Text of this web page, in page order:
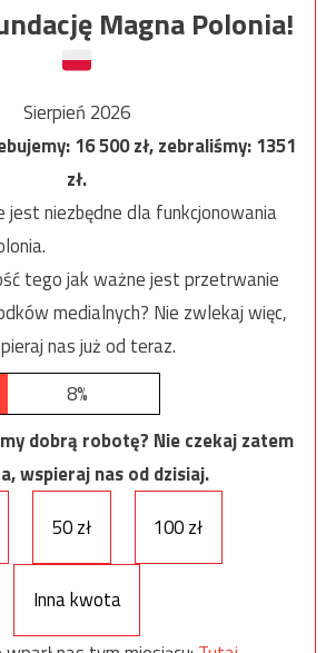
Magna Polonia!
Sierpień 2026
16 500zł, zebraliśmy:1351
zł.
niezbędne dla funkcjonowania
tego jak ważne jest przetrwanie
medialnych? Nie zwlekaj więc,
nas już od teraz.
8%
dobrą robotę? Nie czekaj zatem
wspieraj nas od dzisiaj.
50 zł 100 zł
Inna kwota